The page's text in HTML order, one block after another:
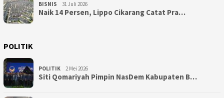
BISNIS 31 Juli 2026
Naik 14 Persen, Lippo Cikarang Catat Pra…
POLITIK
POLITIK 2 Mei 2026
Siti Qomariyah Pimpin NasDem Kabupaten B…